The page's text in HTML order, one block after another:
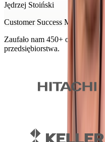
Jędrzej Stoiński
Customer Success Manager w
Zaufało nam 450+
przedsiębiorstwa.